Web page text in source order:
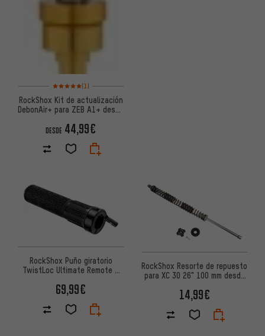
Valoración media: 5 de 5 basada en 1 reseñas
(1)
RockShox Kit de actualización
DebonAir+ para ZEB A1+ desde
DESDE 44,99€
RockShox Puño giratorio
TwistLoc Ultimate Remote 3
69,99€
RockShox Resorte de repuesto
para XC 30 26" 100 mm desde
14,99€